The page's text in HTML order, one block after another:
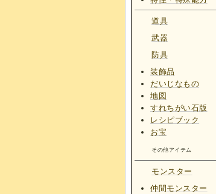
道具
武器
防具
装飾品
だいじなもの
地図
すれちがい石版
レシピブック
お宝
その他アイテム
モンスター
仲間モンスター